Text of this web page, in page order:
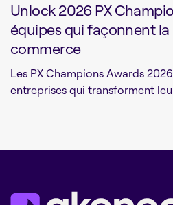
Unlock 2026 PX
équipes qui façonnent la
commerce
Les PX Champions Awards
entreprises qui transforment